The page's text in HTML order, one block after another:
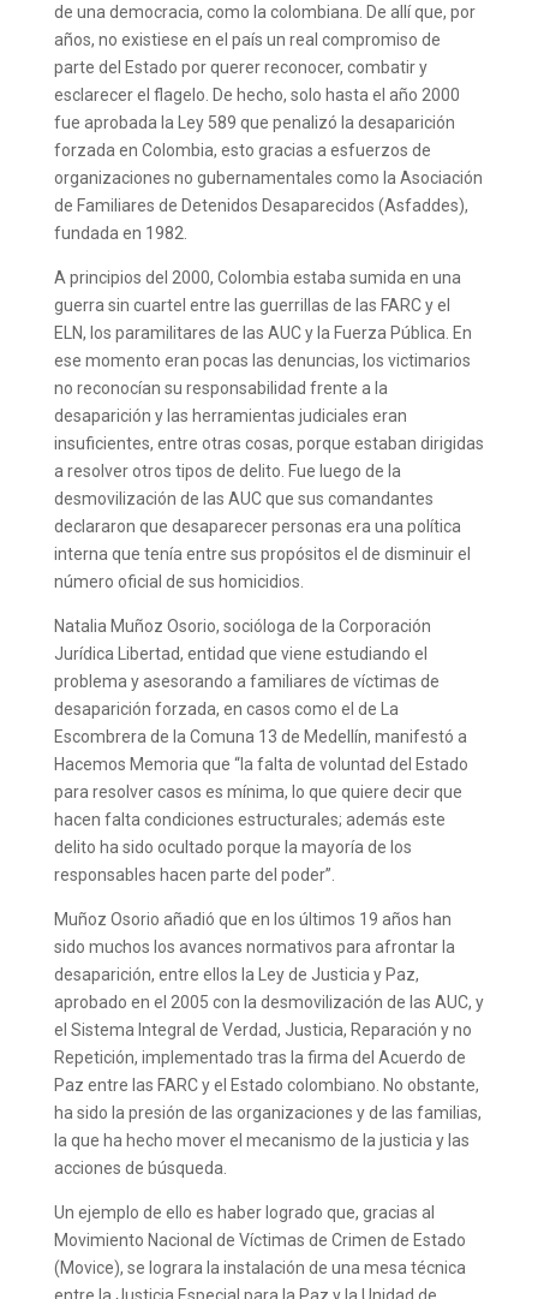
de una democracia, como la colombiana. De allí que, por
años, no existiese en el país un real compromiso de
parte del Estado por querer reconocer, combatir y
esclarecer el flagelo. De hecho, solo hasta el año 2000
fue aprobada la Ley 589 que penalizó la desaparición
forzada en Colombia, esto gracias a esfuerzos de
organizaciones no gubernamentales como la Asociación
de Familiares de Detenidos Desaparecidos (Asfaddes),
fundada en 1982.
A principios del 2000, Colombia estaba sumida en una
guerra sin cuartel entre las guerrillas de las FARC y el
ELN, los paramilitares de las AUC y la Fuerza Pública. En
ese momento eran pocas las denuncias, los victimarios
no reconocían su responsabilidad frente a la
desaparición y las herramientas judiciales eran
insuficientes, entre otras cosas, porque estaban dirigidas
a resolver otros tipos de delito. Fue luego de la
desmovilización de las AUC que sus comandantes
declararon que desaparecer personas era una política
interna que tenía entre sus propósitos el de disminuir el
número oficial de sus homicidios.
Natalia Muñoz Osorio, socióloga de la Corporación
Jurídica Libertad, entidad que viene estudiando el
problema y asesorando a familiares de víctimas de
desaparición forzada, en casos como el de La
Escombrera de la Comuna 13 de Medellín, manifestó a
Hacemos Memoria que “la falta de voluntad del Estado
para resolver casos es mínima, lo que quiere decir que
hacen falta condiciones estructurales; además este
delito ha sido ocultado porque la mayoría de los
responsables hacen parte del poder”.
Muñoz Osorio añadió que en los últimos 19 años han
sido muchos los avances normativos para afrontar la
desaparición, entre ellos la Ley de Justicia y Paz,
aprobado en el 2005 con la desmovilización de las AUC, y
el Sistema Integral de Verdad, Justicia, Reparación y no
Repetición, implementado tras la firma del Acuerdo de
Paz entre las FARC y el Estado colombiano. No obstante,
ha sido la presión de las organizaciones y de las familias,
la que ha hecho mover el mecanismo de la justicia y las
acciones de búsqueda.
Un ejemplo de ello es haber logrado que, gracias al
Movimiento Nacional de Víctimas de Crimen de Estado
(Movice), se lograra la instalación de una mesa técnica